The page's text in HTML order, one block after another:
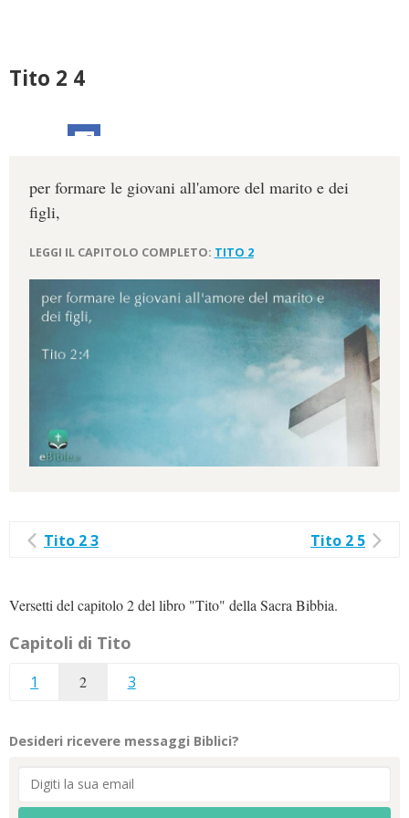
Tito 2 4
per formare le giovani all'amore del marito e dei
figli,
LEGGI IL CAPITOLO COMPLETO: TITO 2
Tito 2 3 Tito 2 5
Versetti del capitolo 2 del libro "Tito" della Sacra Bibbia.
Capitoli di Tito
1 2 3
Desideri ricevere messaggi Biblici?